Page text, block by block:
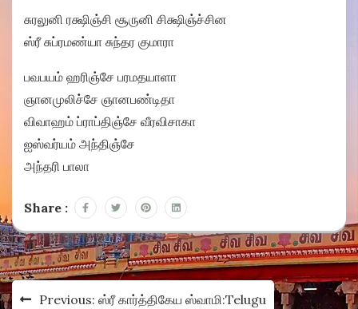
சுரலுனி ரக்ஷிஞ்சி சூருனி சிக்ஷிஞ்ச்சின
ஸ்ரீ சுப்ரமண்யா சுந்தர குமாரா
பவபயம் ஹரிஞ்சே பரமதயாளா
ஞானமுலிச்சே ஞானபண்டிதா
விவாஹம் ப்ராப்திஞ்சே வீரவிசாகா
ஐஸ்வர்யம் அந்திஞ்சே
அந்தரி பாலா
Share :
PostPrevious: ஸ்ரீ கார்த்திகேய ஸ்வாமி:Telugu